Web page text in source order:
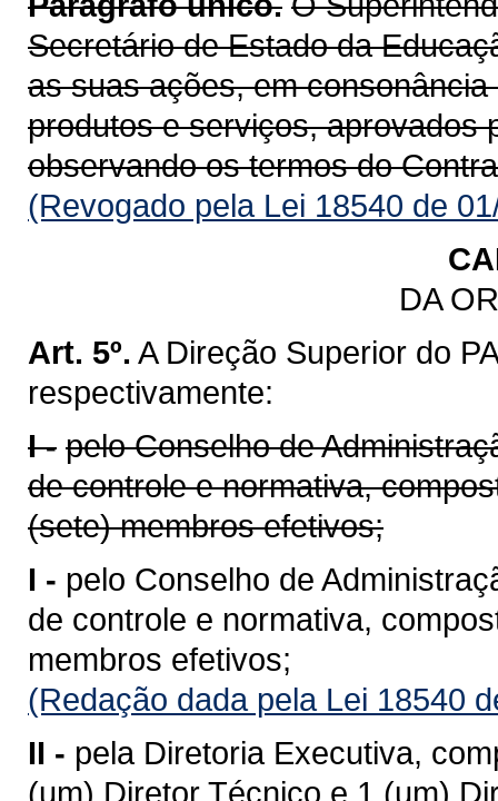
Secretário de Estado da
as suas ações, em
produtos e serviços, aprovados
observando os termos do
(Revogado pela Lei 18540 de
DA
Art. 5º. A Direção Superior do
respectivamente:
I - pelo Conselho de
de controle e normativa,
(sete) membros efetivos;
I - pelo Conselho de
de controle e normativa,
membros efetivos;
(Redação dada pela Lei 18540
II - pela Diretoria Executiva,
(um) Diretor Técnico e 1 (um)